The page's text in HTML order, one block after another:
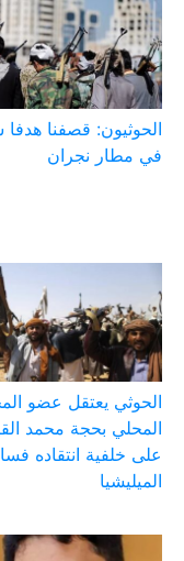
الحوثيون: قصفنا هدفا
في مطار نجران
الحوثي يعتقل عضو
المحلي بحجة محمد
على خلفية انتقاده
الميليشيا